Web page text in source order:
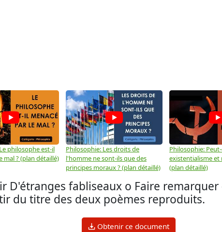
philosophe est-il
mal ? (plan détaillé)
Philosophie: Les droits de
l'homme ne sont-ils que des
principes moraux ? (plan détaillé)
Philosophie:
existentialisme et
(plan détaillé)
D'étranges fabliseaux o Faire
du titre des deux poèmes reproduits.
Obtenir ce document